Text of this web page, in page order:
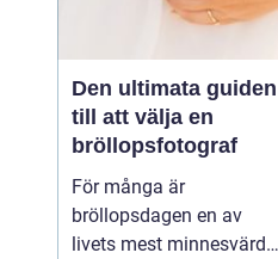
Den ultimata guiden
till att välja en
bröllopsfotograf
För många är
bröllopsdagen en av
livets mest minnesvärda